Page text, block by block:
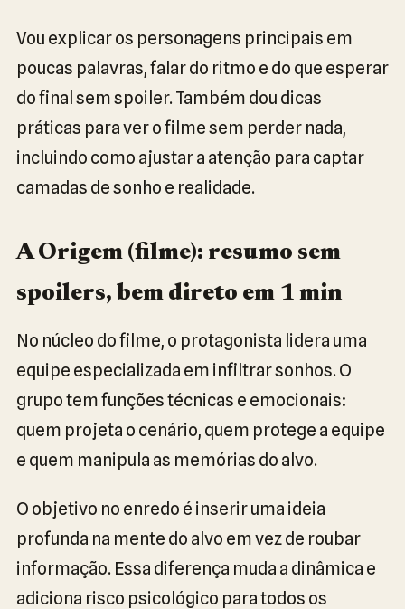
Vou explicar os personagens principais em
poucas palavras, falar do ritmo e do que esperar
do final sem spoiler. Também dou dicas
práticas para ver o filme sem perder nada,
incluindo como ajustar a atenção para captar
camadas de sonho e realidade.
A Origem (filme): resumo sem
spoilers, bem direto em 1 min
No núcleo do filme, o protagonista lidera uma
equipe especializada em infiltrar sonhos. O
grupo tem funções técnicas e emocionais:
quem projeta o cenário, quem protege a equipe
e quem manipula as memórias do alvo.
O objetivo no enredo é inserir uma ideia
profunda na mente do alvo em vez de roubar
informação. Essa diferença muda a dinâmica e
adiciona risco psicológico para todos os